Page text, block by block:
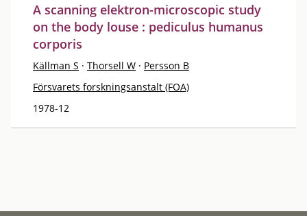
A scanning elektron-microscopic study
on the body louse : pediculus humanus
corporis
Källman S · Thorsell W · Persson B
Försvarets forskningsanstalt (FOA)
1978-12